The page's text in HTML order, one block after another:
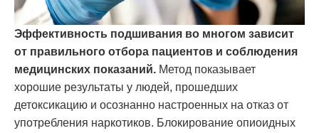
Эффективность подшивания во многом зависит
от правильного отбора пациентов и соблюдения
медицинских показаний. Метод показывает
хорошие результаты у людей, прошедших
детоксикацию и осознанно настроенных на отказ от
употребления наркотиков. Блокирование опиоидных